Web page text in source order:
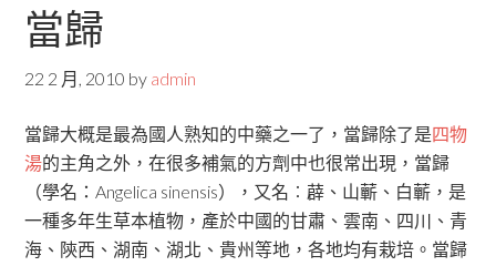
當歸
22 2 月, 2010 by admin
當歸大概是最為國人熟知的中藥之一了，當歸除了是四物
湯的主角之外，在很多補氣的方劑中也很常出現，當歸
（學名：Angelica sinensis），又名︰薜、山蘄、白蘄，是
一種多年生草本植物，產於中國的甘肅、雲南、四川、青
海、陝西、湖南、湖北、貴州等地，各地均有栽培。當歸